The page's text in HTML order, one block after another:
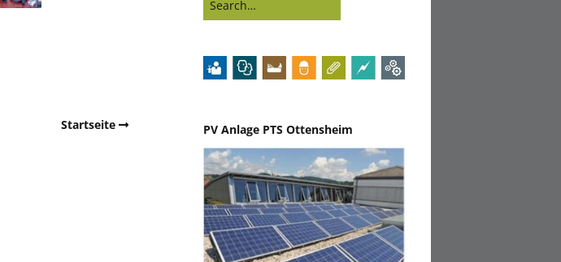
Startseite PV Anlage PTS Ottensheim